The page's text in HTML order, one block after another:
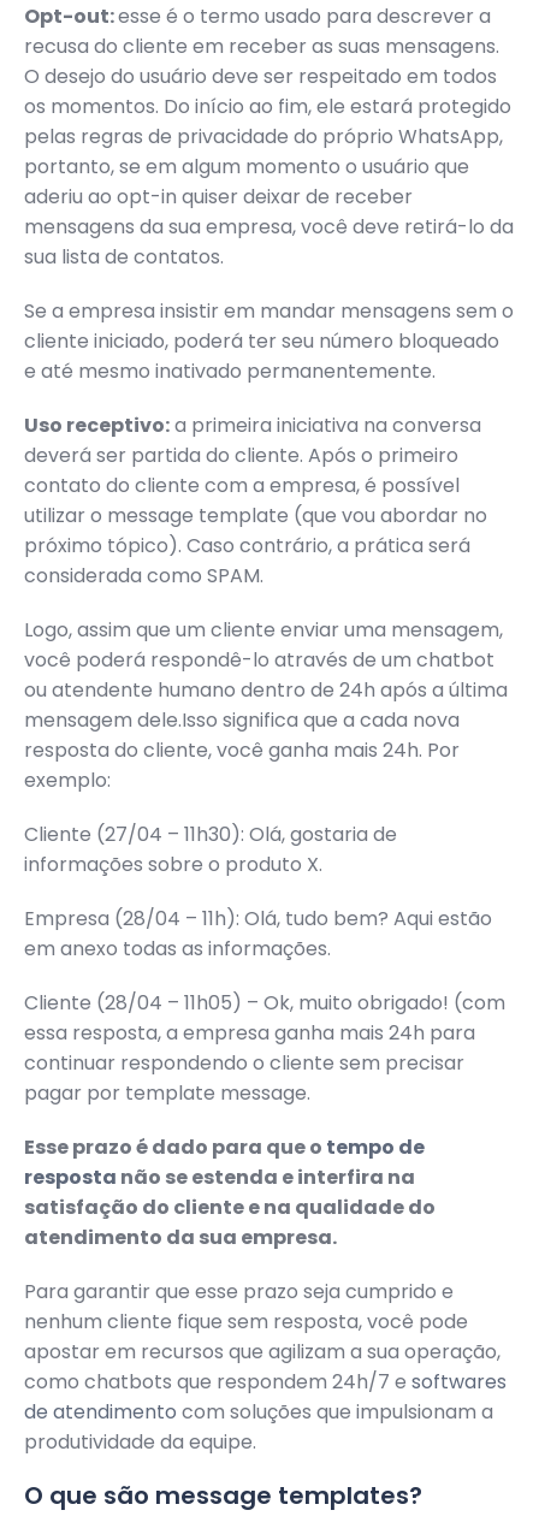
Opt-out:esse é o termo usado para descrever a
recusa do cliente em receber as suas mensagens.
O desejo do usuário deve ser respeitado em todos
os momentos. Do início ao fim, ele estará protegido
pelas regras de privacidade do próprio WhatsApp,
portanto, se em algum momento o usuário que
aderiu ao opt-in quiser deixar de receber
mensagens da sua empresa, você deve retirá-lo da
sua lista de contatos.
Se a empresa insistir em mandar mensagens sem o
cliente iniciado, poderá ter seu número bloqueado
e até mesmo inativado permanentemente.
Uso receptivo:a primeira iniciativa na conversa
deverá ser partida do cliente. Após o primeiro
contato do cliente com a empresa, é possível
utilizar o message template (que vou abordar no
próximo tópico). Caso contrário, a prática será
considerada como SPAM.
Logo, assim que um cliente enviar uma mensagem,
você poderá respondê-lo através de um chatbot
ou atendente humano dentro de 24h após a última
mensagem dele.Isso significa que a cada nova
resposta do cliente, você ganha mais 24h. Por
exemplo:
Cliente (27/04 – 11h30): Olá, gostaria de
informações sobre o produto X.
Empresa (28/04 – 11h): Olá, tudo bem? Aqui estão
em anexo todas as informações.
Cliente (28/04 – 11h05) – Ok, muito obrigado! (com
essa resposta, a empresa ganha mais 24h para
continuar respondendo o cliente sem precisar
pagar por template message.
Esse prazo é dado para que o tempo de
resposta não se estenda e interfira na
satisfação do cliente e na qualidade do
atendimento da sua empresa.
Para garantir que esse prazo seja cumprido e
nenhum cliente fique sem resposta, você pode
apostar em recursos que agilizam a sua operação,
como chatbots que respondem 24h/7 e softwares
de atendimento com soluções que impulsionam a
produtividade da equipe.
O que são message templates?